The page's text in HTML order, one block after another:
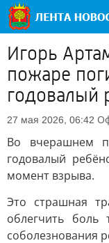
Игорь
пожаре
годовалый
27 мая 2026, 06:42
Во вчерашнем
годовалый
момент взрыва.
Это страшная
облегчить боль
соболезнования